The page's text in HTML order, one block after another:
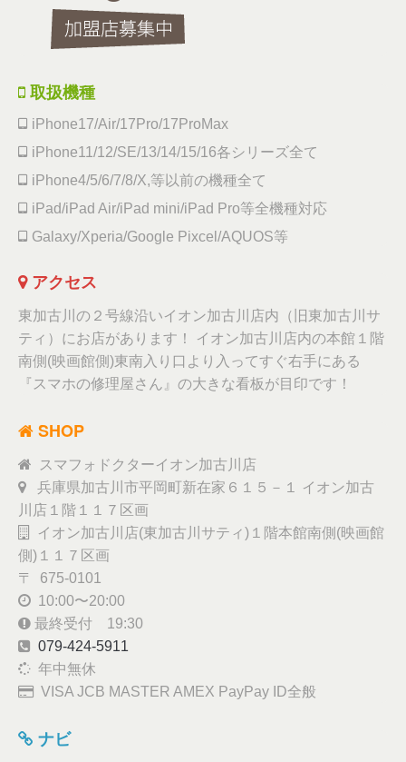
取扱機種
iPhone17/Air/17Pro/17ProMax
iPhone11/12/SE/13/14/15/16各シリーズ全て
iPhone4/5/6/7/8/X,等以前の機種全て
iPad/iPad Air/iPad mini/iPad Pro等全機種対応
Galaxy/Xperia/Google Pixcel/AQUOS等
アクセス
東加古川の２号線沿いイオン加古川店内（旧東加古川サ
ティ）にお店があります！ イオン加古川店内の本館１階
南側(映画館側)東南入り口より入ってすぐ右手にある
『スマホの修理屋さん』の大きな看板が目印です！
SHOP
スマフォドクターイオン加古川店
兵庫県加古川市平岡町新在家６１５－１ イオン加古
川店１階１１７区画
イオン加古川店(東加古川サティ)１階本館南側(映画館
側)１１７区画
〒 675-0101
10:00〜20:00
最終受付 19:30
079-424-5911
年中無休
VISA JCB MASTER AMEX PayPay ID全般
ナビ